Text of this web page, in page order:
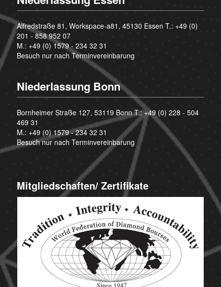
Alfredstraße 81, Workspace-a81, 45130 Essen T.: +49 (0)
201 - 858 952 07
M.: +49 (0) 1579 - 234 32 31
Besuch nur nach Terminvereinbarung
Niederlassung Bonn
Bornheimer Straße 127, 53119 Bonn T.:+49 (0) 228 - 504
469 31
M.: +49 (0) 1579 - 234 32 31
Besuch nur nach Terminvereinbarung
Mitgliedschaften/ Zertifikate